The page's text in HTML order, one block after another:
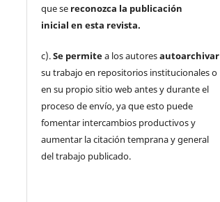
que se reconozca la publicación
inicial en esta revista.
c).Se permitea los autoresautoarchivar
su trabajo en repositorios institucionales o
en su propio sitio web antes y durante el
proceso de envío, ya que esto puede
fomentar intercambios productivos y
aumentar la citación temprana y general
del trabajo publicado.